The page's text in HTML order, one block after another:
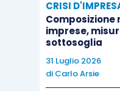
la
è ottenuta
come detto,
2022) e
CRISI
Composizione
imprese,
sottosoglia
31 Luglio 2026
di Carlo Arsie